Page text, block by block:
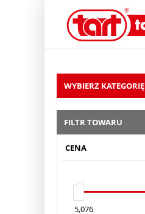
WYBIERZ KATEGORIĘ
FILTR TOWARU
CENA